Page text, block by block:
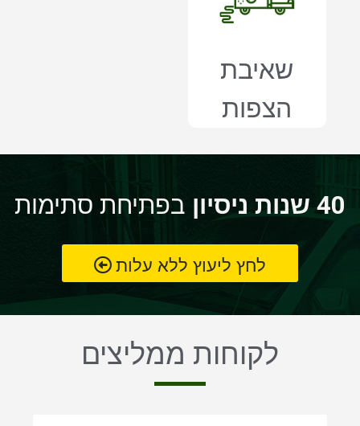
שאיבת
הצפות
40 שנות ניסיון בפתיחת סתימות
לחץ ליעוץ ללא עלות
לקוחות ממליצים